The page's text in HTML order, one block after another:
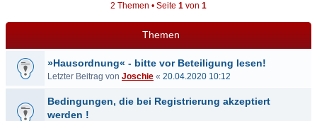
2 Themen • Seite 1 von 1
Themen
»Hausordnung« - bitte vor Beteiligung lesen!
Letzter Beitrag von Joschie « 20.04.2020 10:12
Bedingungen, die bei Registrierung akzeptiert
werden !